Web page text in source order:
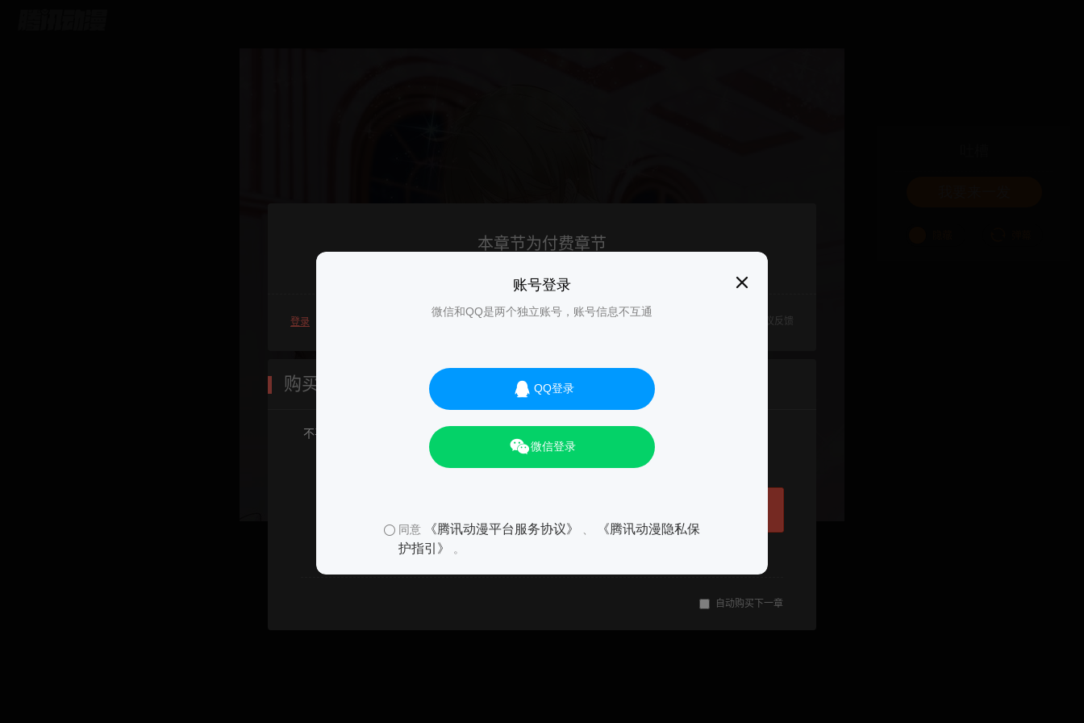
账号登录
微信和QQ是两个独立账号，账号信息不互通
QQ登录
微信登录
同意 《腾讯动漫平台服务协议》
《腾讯动漫隐私保
护指引》
。